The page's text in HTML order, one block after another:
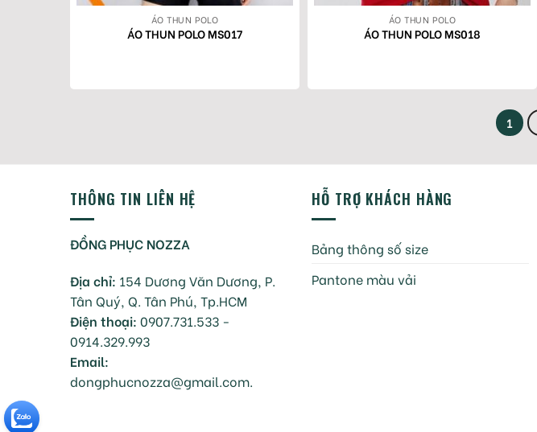
ÁO THUN POLO
ÁO THUN POLO MS017
ÁO THUN POLO
ÁO THUN POLO MS018
1
THÔNG TIN LIÊN HỆ
ĐỒNG PHỤC NOZZA
Địa chỉ: 154 Dương Văn Dương, P.
Tân Quý, Q. Tân Phú, Tp.HCM
Điện thoại: 0907.731.533 -
0914.329.993
Email:
dongphucnozza@gmail.com.
HỖ TRỢ KHÁCH HÀNG
Bảng thông số size
Pantone màu vải